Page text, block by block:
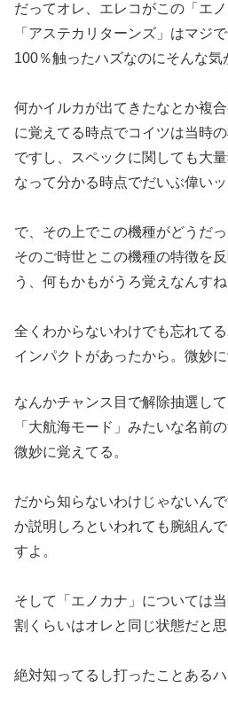
だってオレ、エレコがこの「エ
「アステカ リターンズ」はマジ
100％触ったハズなのにそんな気
何かイルカが出てきたなとか複
に覚えて る時点でコイツは当時
ですし、スペック に関しても大
なって分かる時点でだいぶ偉いッ
で、その上でこの機種がどうだ
そのご時世とこの機種の特徴を
う、 何もかもがうろ覚えなんすね
全くわからないわけでも忘れて
インパク トがあったから。微妙に
なんかチャンス目で解除抽選し
「大航海モード」みたいな名前の
微妙に覚えてる。
だから知らないわけじゃないん
か説明しろといわれても腕組ん
すよ。
そして「エノカナ」については
割くらいはオレと同じ状態だと思
絶対知ってるし打ったことあるハ